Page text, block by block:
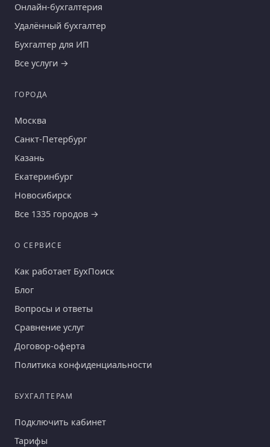
Онлайн-бухгалтерия
Удалённый бухгалтер
Бухгалтер для ИП
Все услуги →
ГОРОДА
Москва
Санкт-Петербург
Казань
Екатеринбург
Новосибирск
Все 1335 городов →
О СЕРВИСЕ
Как работает БухПоиск
Блог
Вопросы и ответы
Сравнение услуг
Договор-оферта
Политика конфиденциальности
БУХГАЛТЕРАМ
Подключить кабинет
Тарифы